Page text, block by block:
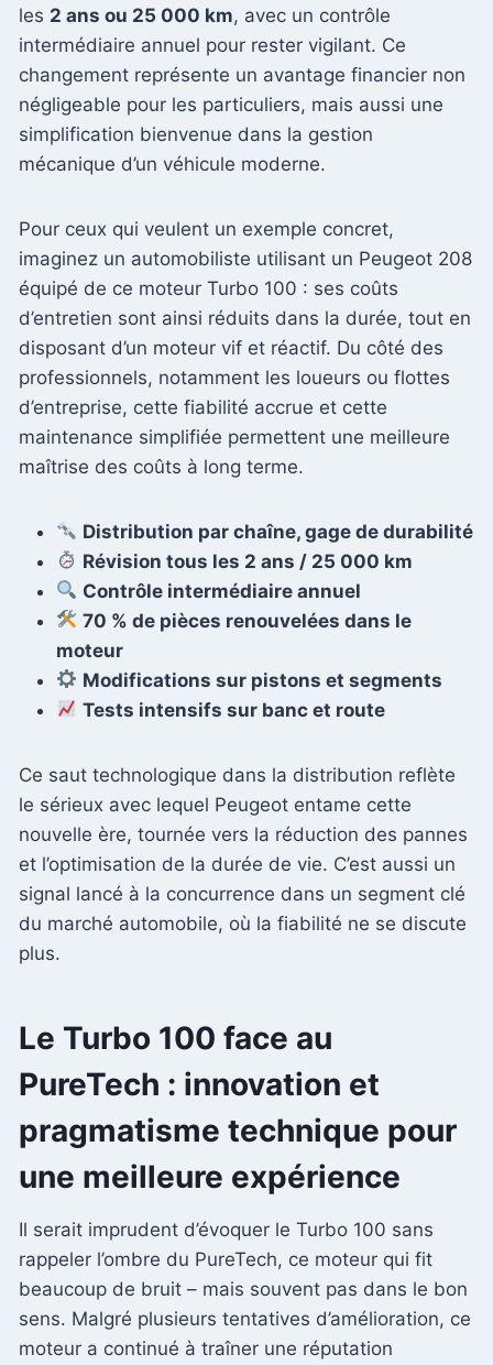
les 2 ans ou 25 000 km, avec un contrôle
intermédiaire annuel pour rester vigilant. Ce
changement représente un avantage financier non
négligeable pour les particuliers, mais aussi une
simplification bienvenue dans la gestion
mécanique d’un véhicule moderne.
Pour ceux qui veulent un exemple concret,
imaginez un automobiliste utilisant un Peugeot 208
équipé de ce moteur Turbo 100 : ses coûts
d’entretien sont ainsi réduits dans la durée, tout en
disposant d’un moteur vif et réactif. Du côté des
professionnels, notamment les loueurs ou flottes
d’entreprise, cette fiabilité accrue et cette
maintenance simplifiée permettent une meilleure
maîtrise des coûts à long terme.
Distribution par chaîne, gage de durabilité
Révision tous les 2 ans / 25 000 km
Contrôle intermédiaire annuel
70 % de pièces renouvelées dans le
moteur
Modifications sur pistons et segments
Tests intensifs sur banc et route
Ce saut technologique dans la distribution reflète
le sérieux avec lequel Peugeot entame cette
nouvelle ère, tournée vers la réduction des pannes
et l’optimisation de la durée de vie. C’est aussi un
signal lancé à la concurrence dans un segment clé
du marché automobile, où la fiabilité ne se discute
plus.
Le Turbo 100 face au
PureTech : innovation et
pragmatisme technique pour
une meilleure expérience
Il serait imprudent d’évoquer le Turbo 100 sans
rappeler l’ombre du PureTech, ce moteur qui fit
beaucoup de bruit – mais souvent pas dans le bon
sens. Malgré plusieurs tentatives d’amélioration, ce
moteur a continué à traîner une réputation